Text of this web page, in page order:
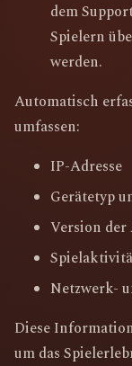
dem
Spielern
werden.
Automatisch
umfassen:
IP-Adresse
Gerätetyp
Version der
Netzwerk-
Diese
um das